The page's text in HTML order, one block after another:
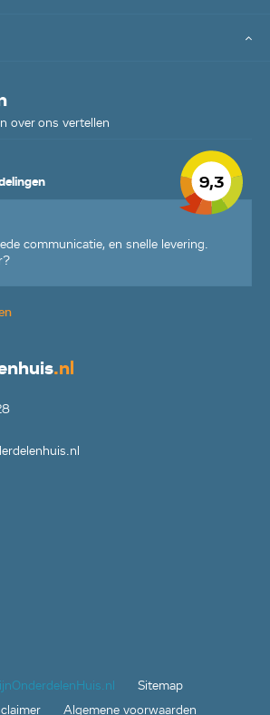
over ons vertellen
9,3
communicatie, en snelle levering.
.nl
Sitemap
Algemene voorwaarden